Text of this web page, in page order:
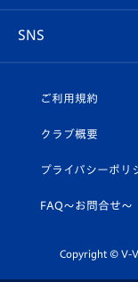
ホームタウン
平和祈念活動
ホームタウン活
プレイヤーズス
店舗情報
U-18
スクール
SNS
ヴィヴィくんイ
公式LINE＠
ご利用規約
クラブ概要
プライバシーポリ
FAQ〜お問合せ〜
Copyright © V-